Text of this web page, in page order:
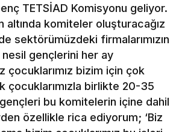
TETSİAD Komisyonu geliyor.
altında komiteler oluşturacağız
sektörümüzdeki firmalarımızın
gençlerini her ay
çocuklarımız bizim için çok
çocuklarımızla birlikte 20-35
gençleri bu komitelerin içine dahil
özellikle rica ediyorum; ‘Biz